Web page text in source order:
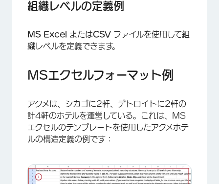
組織レベルの定義例
MS Excel またはCSV ファイルを使用して組
織レベルを定義できます。
MSエクセルフォーマット例
アクメは、シカゴに2軒、デトロイトに2軒の
計4軒のホテルを運営している。これは、MS
エクセルのテンプレートを使用したアクメホテ
ルの構造定義の例です：